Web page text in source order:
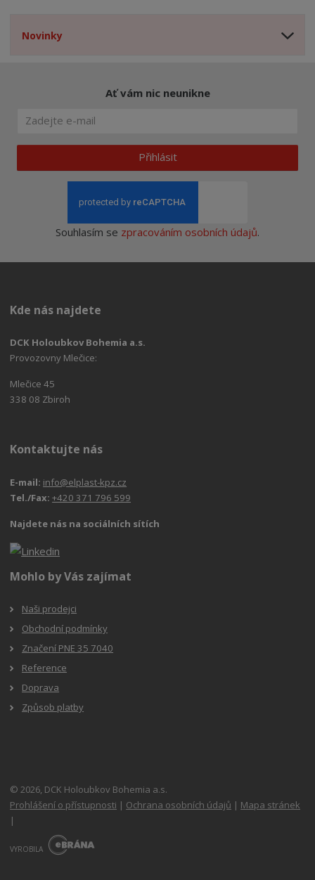
Novinky
Ať vám nic neunikne
Přihlásit
Souhlasím se zpracováním osobních údajů.
Kde nás najdete
DCK Holoubkov Bohemia a.s.
Provozovny Mlečice:
Mlečice 45
338 08 Zbiroh
Kontaktujte nás
E-mail: info@elplast-kpz.cz
Tel./Fax:+420 371 796 599
Najdete nás na sociálních sítích
Mohlo by Vás zajímat
Naši prodejci
Obchodní podmínky
Značení PNE 35 7040
Reference
Doprava
Způsob platby
© 2026, DCK Holoubkov Bohemia a.s.
Prohlášení o přístupnosti | Ochrana osobních údajů | Mapa stránek
|
VYROBILA